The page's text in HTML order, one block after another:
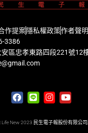
作提案隱私權政策作者聲明
3386
區忠孝東路四段221號12
New 2023 民生電子報股份有限公